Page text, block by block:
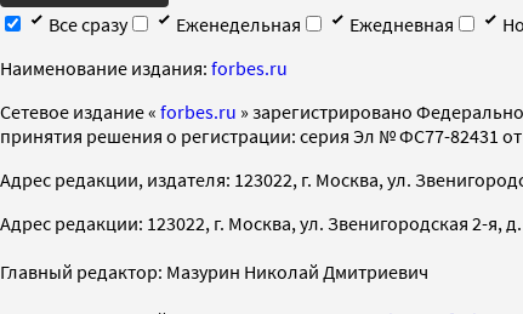
Все сразу
Еженедельная Ежедневная
Наименование издания: forbes.ru
Cетевое издание « forbes.ru » зарегистрировано
принятия решения о регистрации: серия Эл № ФС77-82431 от
Адрес редакции, издателя: 123022, г. Москва, ул.
Адрес редакции: 123022, г. Москва, ул. Звенигородская 2-я, д.
Главный редактор: Мазурин Николай Дмитриевич